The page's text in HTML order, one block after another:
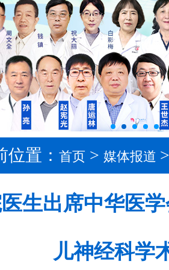
位置：首页 >媒体报道 >
生出席中华医
儿神经科学